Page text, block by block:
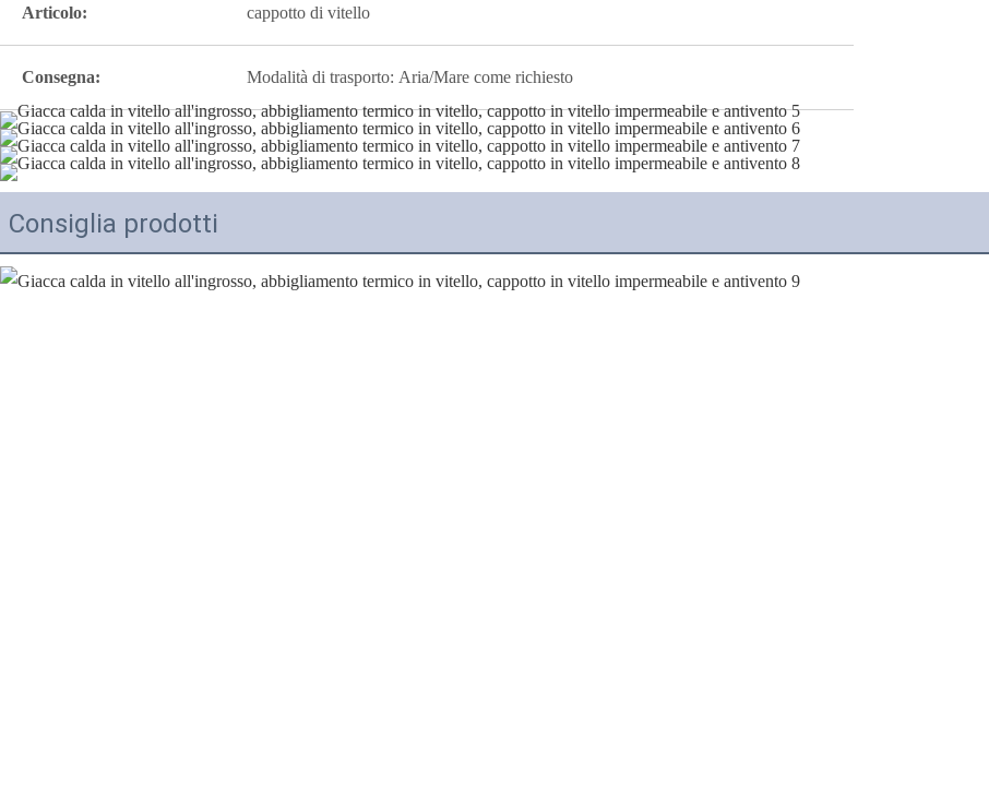
Articolo: cappotto di vitello
Consegna: Modalità di trasporto: Aria/Mare come richiesto
Consiglia prodotti